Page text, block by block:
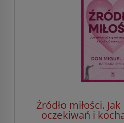
Źródło miłości.
oczekiwań i